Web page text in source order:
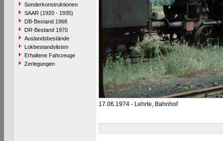
Sonderkonstruktionen
SAAR (1920 - 1935)
DB-Bestand 1968
DR-Bestand 1970
Auslandsbestände
Lokbestandslisten
Erhaltene Fahrzeuge
Zerlegungen
17.06.1974 - Lehrte, Bahnhof